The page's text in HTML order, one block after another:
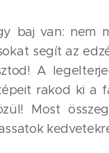
baj van: nem
segít az
A
rakod ki a
Most